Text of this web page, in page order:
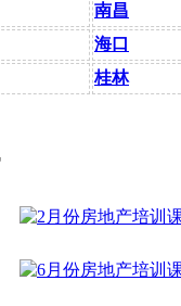
南昌
海口
桂林